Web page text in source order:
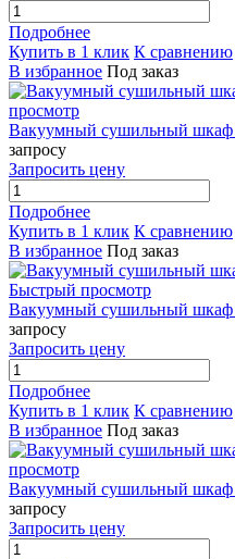
Подробнее
Купить в 1 клик К сравнению
В избранное Под заказ
просмотр
Вакуумный сушильный
запросу
Запросить цену
Подробнее
Купить в 1 клик К сравнению
В избранное Под заказ
Быстрый просмотр
Вакуумный сушильный
запросу
Запросить цену
Подробнее
Купить в 1 клик К сравнению
В избранное Под заказ
просмотр
Вакуумный сушильный
запросу
Запросить цену